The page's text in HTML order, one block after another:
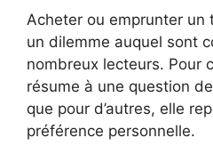
Acheter ou emprunter un
un dilemme auquel sont
nombreux lecteurs. Pour
résume à une question
que pour d’autres, elle
préférence personnelle.